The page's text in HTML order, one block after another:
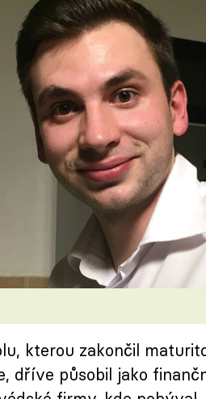
kterou zakončil
dříve působil jako